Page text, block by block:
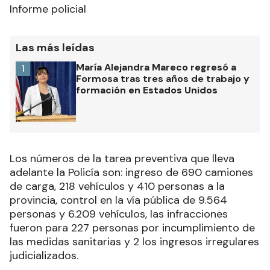
Informe policial
Las más leídas
María Alejandra Mareco regresó a
Formosa tras tres años de trabajo y
formación en Estados Unidos
1
Los números de la tarea preventiva que lleva
adelante la Policía son: ingreso de 690 camiones
de carga, 218 vehículos y 410 personas a la
provincia, control en la vía pública de 9.564
personas y 6.209 vehículos, las infracciones
fueron para 227 personas por incumplimiento de
las medidas sanitarias y 2 los ingresos irregulares
judicializados.